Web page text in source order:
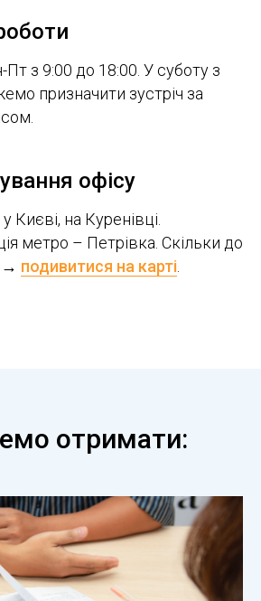
з 9:00 до 18:00. У суботу з
призначити зустріч за
офісу
на Куренівці.
метро – Петрівка. Скільки до
→ подивитися на карті
отримати: